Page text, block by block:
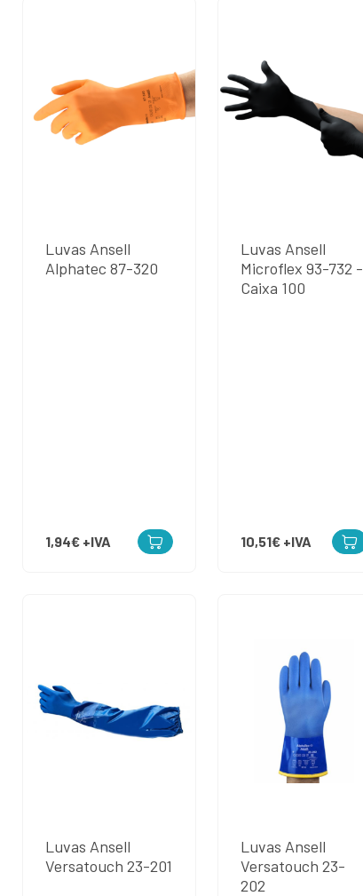
Luvas Ansell
Alphatec 87-320
1,94€ +IVA
Luvas Ansell
Microflex 93-732 -
Caixa 100
10,51€ +IVA
Luvas Ansell
Versatouch 23-201
Luvas Ansell
Versatouch 23-
202